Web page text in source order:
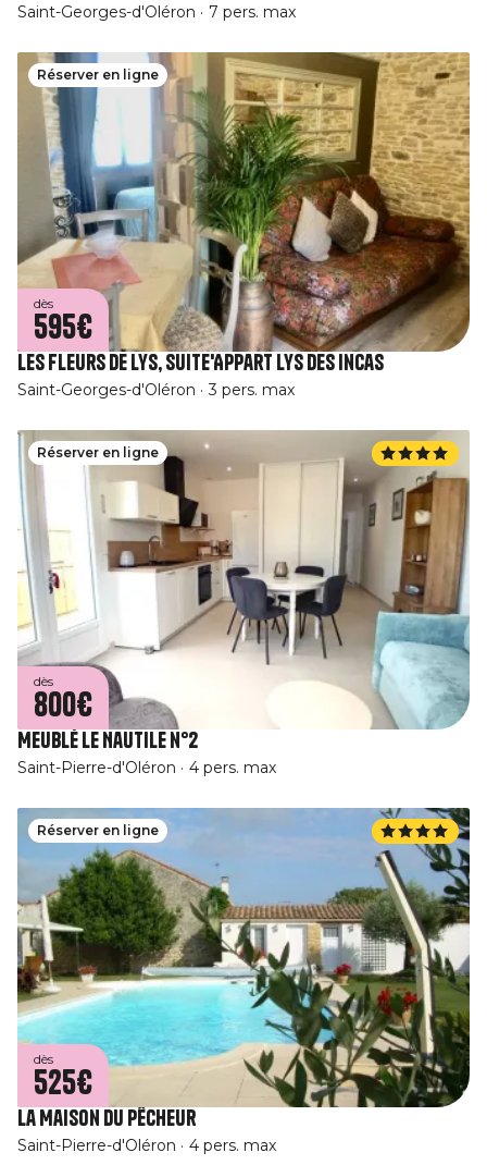
Saint-Georges-d'Oléron 7 pers. max
Réserver en ligne
dès
595€
Les Fleurs De Lys, Suite'Appart Lys Des Incas
Saint-Georges-d'Oléron 3 pers. max
Réserver en ligne
dès
800€
Meublé Le Nautile n°2
Saint-Pierre-d'Oléron 4 pers. max
Réserver en ligne
dès
525€
La Maison du Pêcheur
Saint-Pierre-d'Oléron 4 pers. max